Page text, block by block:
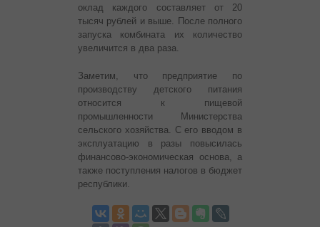
оклад каждого составляет от 20
тысяч рублей и выше. После полного
запуска комбината их количество
увеличится в два раза.
Заметим, что предприятие по
производству детского питания
относится к пищевой
промышленности Министерства
сельского хозяйства. С его вводом в
эксплуатацию в разы повысилась
финансово-экономическая основа, а
также поступления налогов в бюджет
республики.